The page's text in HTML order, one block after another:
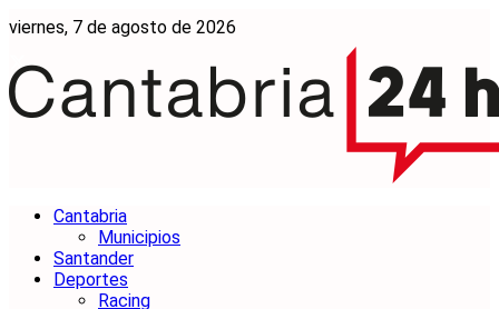
viernes, 7 de agosto de 2026
Cantabria
Municipios
Santander
Deportes
Racing